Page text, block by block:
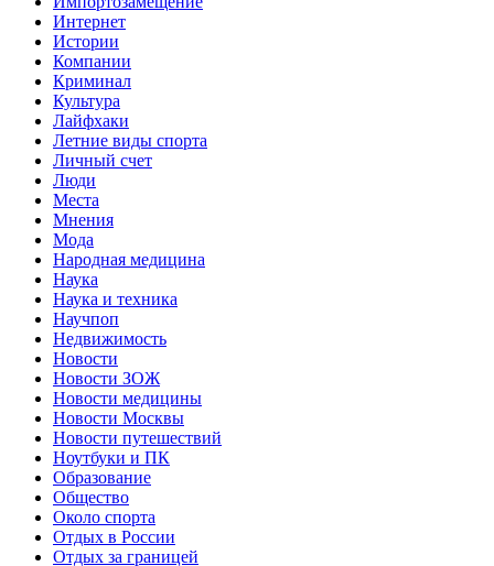
Интернет
Истории
Компании
Криминал
Культура
Лайфхаки
Летние виды спорта
Личный счет
Люди
Места
Мнения
Мода
Народная медицина
Наука
Наука и техника
Научпоп
Недвижимость
Новости
Новости ЗОЖ
Новости медицины
Новости Москвы
Новости путешествий
Ноутбуки и ПК
Образование
Общество
Около спорта
Отдых в России
Отдых за границей